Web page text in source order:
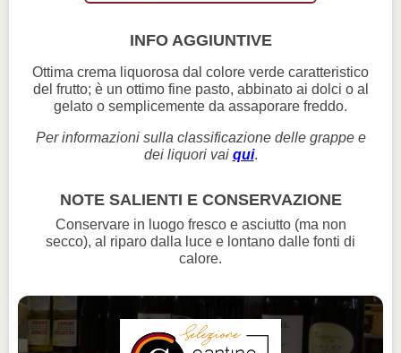
INFO AGGIUNTIVE
Ottima crema liquorosa dal colore verde caratteristico
del frutto; è un ottimo fine pasto, abbinato ai dolci o al
gelato o semplicemente da assaporare freddo.
Per informazioni sulla classificazione delle grappe e
dei liquori vai qui.
NOTE SALIENTI E CONSERVAZIONE
Conservare in luogo fresco e asciutto (ma non
secco), al riparo dalla luce e lontano dalle fonti di
calore.